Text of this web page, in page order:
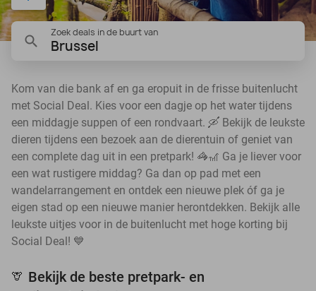
Zoek deals in de buurt van
Brussel
Kom van die bank af en ga eropuit in de frisse buitenlucht
met Social Deal. Kies voor een dagje op het water tijdens
een middagje suppen of een rondvaart. 🛶 Bekijk de leukste
dieren tijdens een bezoek aan de dierentuin of geniet van
een complete dag uit in een pretpark! 🦓🎢 Ga je liever voor
een wat rustigere middag? Ga dan op pad met een
wandelarrangement en ontdek een nieuwe plek óf ga je
eigen stad op een nieuwe manier herontdekken. Bekijk alle
leukste uitjes voor in de buitenlucht met hoge korting bij
Social Deal! 💙
🦒 Bekijk de beste pretpark- en